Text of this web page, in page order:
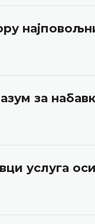
за
услуга